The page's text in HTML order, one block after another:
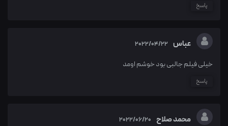
پاسخ
عباس 2022/04/22
خیلی فیلم جالبی بود خوشم اومد
پاسخ
محمد صلاح 2022/06/20